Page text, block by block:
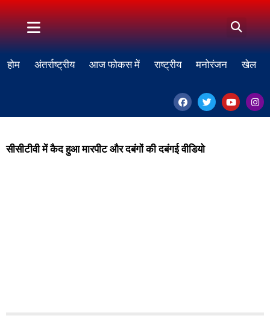
होम अंतर्राष्ट्रीय आज फोकस में राष्ट्रीय मनोरंजन खेल
सीसीटीवी में कैद हुआ मारपीट और दबंगों की दबंगई वीडियो